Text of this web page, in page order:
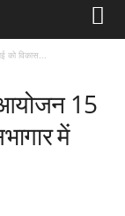
को विकास...
आयोजन 15
में